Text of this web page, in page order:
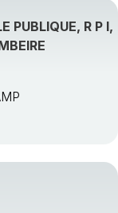
PUBLIQUE, R P I,